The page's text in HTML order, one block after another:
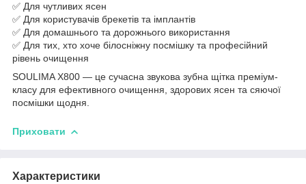
✅ Для чутливих ясен
✅ Для користувачів брекетів та імплантів
✅ Для домашнього та дорожнього використання
✅ Для тих, хто хоче білосніжну посмішку та професійний
рівень очищення
SOULIMA X800 — це сучасна звукова зубна щітка преміум-
класу для ефективного очищення, здорових ясен та сяючої
посмішки щодня.
Приховати
Характеристики